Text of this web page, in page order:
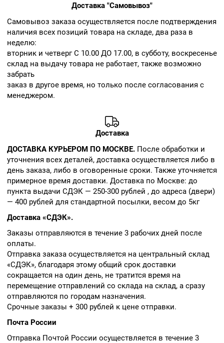
Доставка "Самовывоз"
Cамовывоз заказа осуществляется после подтверждения
наличия всех позиций товара на складе, два раза в
неделю:
вторник и четверг С 10.00 ДО 17.00, в субботу, воскресенье
склад на выдачу товара не работает, также возможно
забрать
заказ в другое время, но только после согласования с
менеджером.
Доставка
ДОСТАВКА КУРЬЕРОМ ПО МОСКВЕ. После обработки и
уточнения всех деталей, доставка осуществляется либо в
день заказа, либо в оговоренные сроки. Также уточняется
примерное время доставки. Доставка по Москве: до
пункта выдачи СДЭК — 250-300 рублей , до адреса (двери)
— 400 рублей для стандартной посылки, весом до 5кг
Доставка «СДЭК».
Заказы отправляются в течение 3 рабочих дней после
оплаты.
Отправка заказа осуществляется на центральный склад
«СДЭК», благодаря этому общий срок доставки
сокращается на один день, не тратится время на
перемещение отправлений со склада на склад, а сразу
отправляются по городам назначения.
Срочные заказы + 300 рублей к цене отправки.
Почта России
Отправка Почтой России осуществляется в течение 3